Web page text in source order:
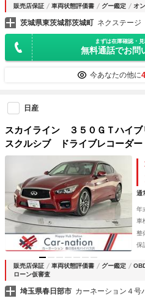
販売店保証 車両状態評価書 グー鑑定 オ
茨城県東茨城郡茨城町 ネクステー
まずは在庫確認・
無料通話でお問
今あなたの他に
日産
スカイライン ３５０ＧＴハイブ
スクルシブ ドライブレコーダ
ー オートクルーズコントロー
周囲カメラ ナビ アルミホイ
ッドランプ ＡＴ シートヒータ
通
年
車
整
保
販売店保証 車両状態評価書 グー鑑定
ローン仮審査
埼玉県春日部市 カーネーション４